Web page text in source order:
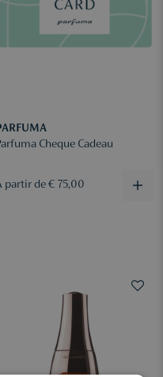
Cheque Cadeau
partir de € 75,00